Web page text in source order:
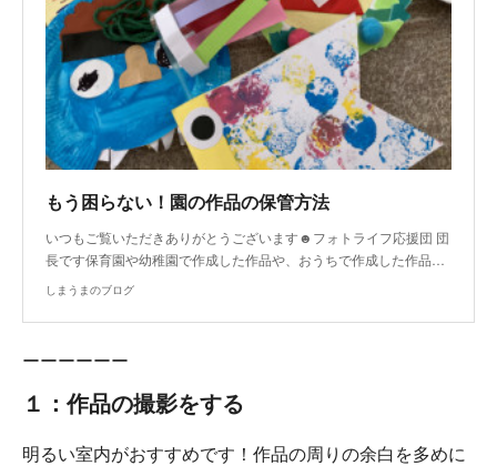
もう困らない！園の作品の保管方法
いつもご覧いただきありがとうございます☻フォトライフ応援団 団
長です保育園や幼稚園で作成した作品や、おうちで作成した作品…
しまうまのブログ
ーーーーーー
１：作品の撮影をする
明るい室内がおすすめです！作品の周りの余白を多めに